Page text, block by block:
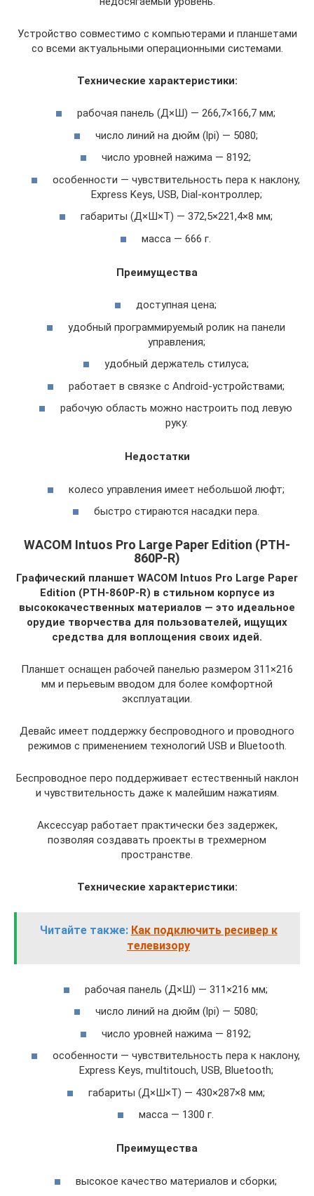
Устройство совместимо с компьютерами и планшетами
со всеми актуальными операционными системами.
Технические характеристики:
рабочая панель (Д×Ш) — 266,7×166,7 мм;
число линий на дюйм (lpi) — 5080;
число уровней нажима — 8192;
особенности — чувствительность пера к наклону,
Express Keys, USB, Dial-контроллер;
габариты (Д×Ш×Т) — 372,5×221,4×8 мм;
масса — 666 г.
Преимущества
доступная цена;
удобный программируемый ролик на панели
управления;
удобный держатель стилуса;
работает в связке с Android-устройствами;
рабочую область можно настроить под левую
руку.
Недостатки
колесо управления имеет небольшой люфт;
быстро стираются насадки пера.
WACOM Intuos Pro Large Paper Edition (PTH-
860P-R)
Графический планшет WACOM Intuos Pro Large Paper
Edition (PTH-860P-R) в стильном корпусе из
высококачественных материалов — это идеальное
орудие творчества для пользователей, ищущих
средства для воплощения своих идей.
Планшет оснащен рабочей панелью размером 311×216
мм и перьевым вводом для более комфортной
эксплуатации.
Девайс имеет поддержку беспроводного и проводного
режимов с применением технологий USB и Bluetooth.
Беспроводное перо поддерживает естественный наклон
и чувствительность даже к малейшим нажатиям.
Аксессуар работает практически без задержек,
позволяя создавать проекты в трехмерном
пространстве.
Технические характеристики:
Читайте также: Как подключить ресивер к
телевизору
рабочая панель (Д×Ш) — 311×216 мм;
число линий на дюйм (lpi) — 5080;
число уровней нажима — 8192;
особенности — чувствительность пера к наклону,
Express Keys, multitouch, USB, Bluetooth;
габариты (Д×Ш×Т) — 430×287×8 мм;
масса — 1300 г.
Преимущества
высокое качество материалов и сборки;